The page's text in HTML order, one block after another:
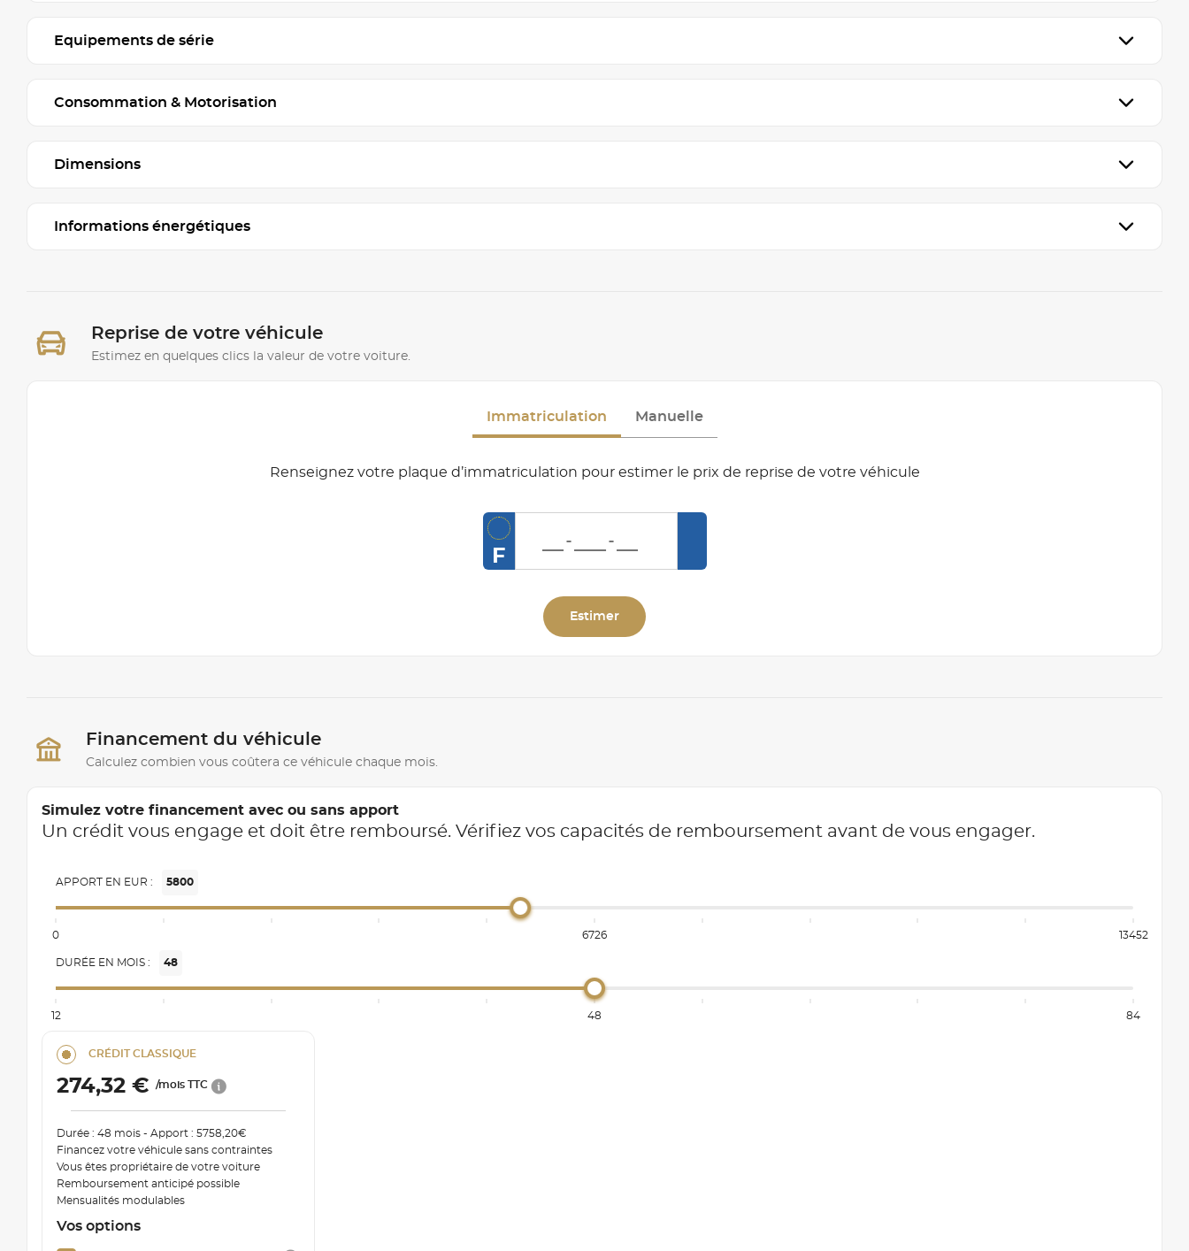
Equipements de série
Consommation & Motorisation
Dimensions
Informations énergétiques
Reprise de votre véhicule
Estimez en quelques clics la valeur de votre voiture.
Immatriculation Manuelle
Renseignez votre plaque d’immatriculation pour estimer le prix de reprise de votre véhicule
F
Estimer
Financement du véhicule
Calculez combien vous coûtera ce véhicule chaque mois.
Simulez votre financement avec ou sans apport
Un crédit vous engage et doit être remboursé. Vérifiez vos capacités de remboursement avant de vous engager.
APPORT EN EUR : 5800
0 6726 13452
DURÉE EN MOIS : 48
12 48 84
CRÉDIT CLASSIQUE
274,32 €/mois TTC
Durée : 48 mois - Apport : 5758,20€
Financez votre véhicule sans contraintes
Vous êtes propriétaire de votre voiture
Remboursement anticipé possible
Mensualités modulables
Vos options